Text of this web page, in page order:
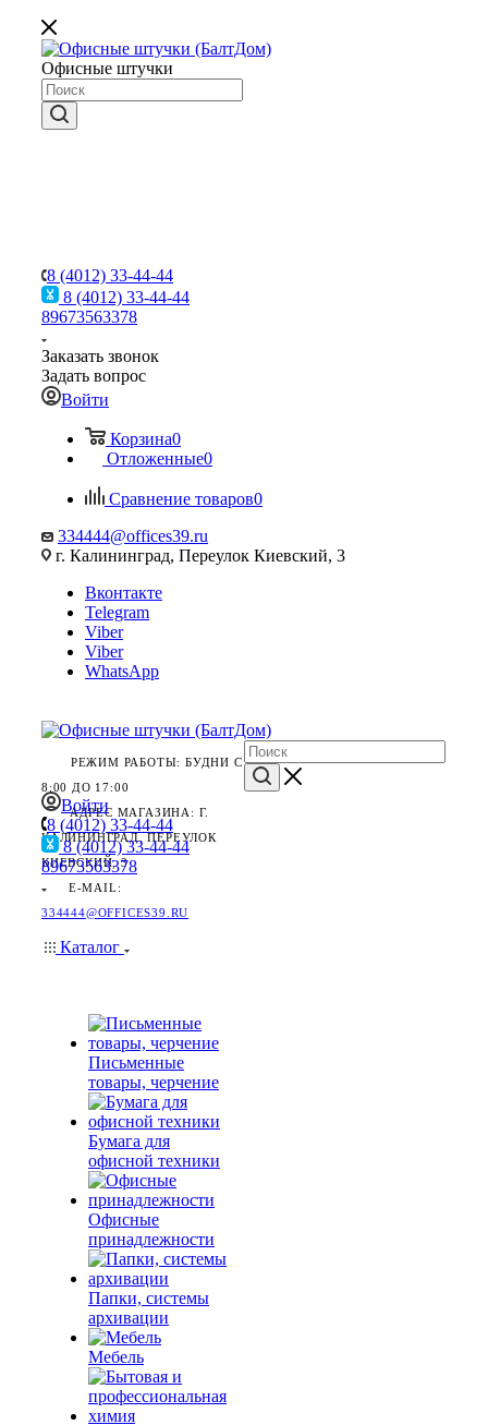
Офисные штучки
8 (4012) 33-44-44
8 (4012) 33-44-44
89673563378
Заказать звонок
Задать вопрос
Войти
Корзина0
Отложенные0
Сравнение товаров0
334444@offices39.ru
г. Калининград, Переулок Киевский, 3
Вконтакте
Telegram
Viber
Viber
WhatsApp
РЕЖИМ РАБОТЫ: БУДНИ С
8:00 ДО 17:00
АДРЕС МАГАЗИНА: Г.
КАЛИНИНГРАД, ПЕРЕУЛОК
КИЕВСКИЙ, 3
E-MAIL:
334444@OFFICES39.RU
Войти
8 (4012) 33-44-44
8 (4012) 33-44-44
89673563378
Каталог
Письменные
товары, черчение
Бумага для
офисной техники
Офисные
принадлежности
Папки, системы
архивации
Мебель